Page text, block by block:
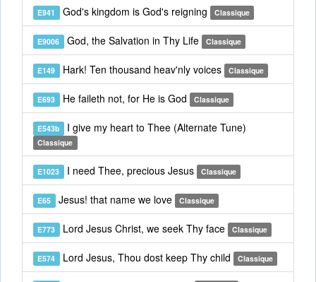
E941 God's kingdom is God's reigning Classique
E9006 God, the Salvation in Thy Life Classique
E149 Hark! Ten thousand heav'nly voices Classique
E693 He faileth not, for He is God Classique
E543b I give my heart to Thee (Alternate Tune)
Classique
E1023 I need Thee, precious Jesus Classique
E65 Jesus! that name we love Classique
E773 Lord Jesus Christ, we seek Thy face Classique
E574 Lord Jesus, Thou dost keep Thy child Classique